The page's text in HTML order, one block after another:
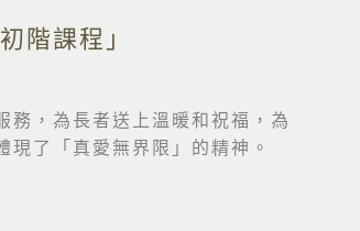
階課程」
務，為長者送上溫暖和祝福，為
了「真愛無界限」的精神。